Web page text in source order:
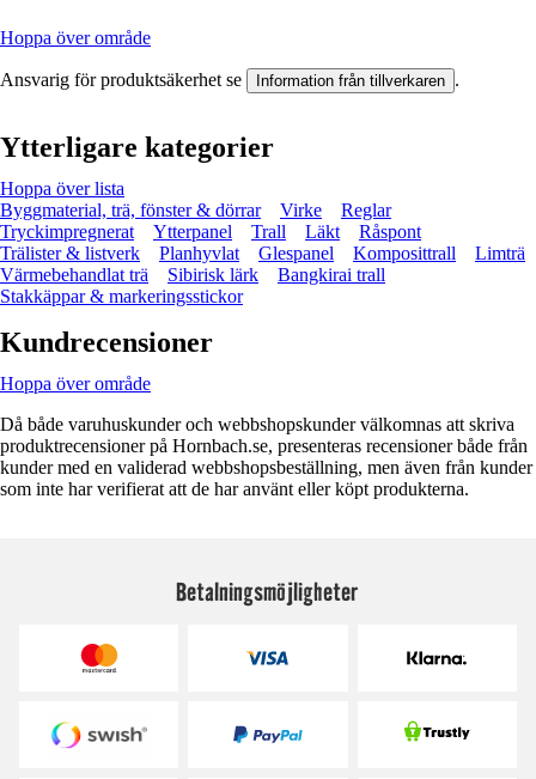
Hoppa över område
Ansvarig för produktsäkerhet se Information från tillverkaren .
Ytterligare kategorier
Hoppa över lista
Byggmaterial, trä, fönster & dörrar
Virke
Reglar
Tryckimpregnerat
Ytterpanel Trall Läkt
Råspont
Trälister & listverk
Planhyvlat Glespanel Komposittrall
Limträ
Värmebehandlat trä
Sibirisk lärk
Bangkirai trall
Stakkäppar & markeringsstickor
Kundrecensioner
Hoppa över område
Då både varuhuskunder och webbshopskunder välkomnas att skriva
produktrecensioner på Hornbach.se, presenteras recensioner både från
kunder med en validerad webbshopsbeställning, men även från kunder
som inte har verifierat att de har använt eller köpt produkterna.
Betalningsmöjligheter